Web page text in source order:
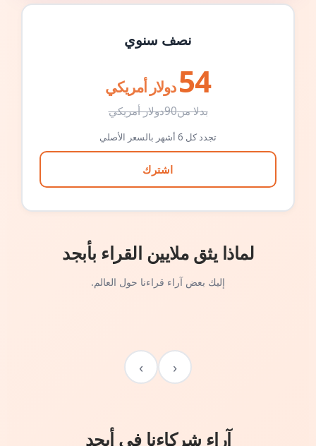
نصف سنوي
54 دولار أمريكي
بدلا من90دولار أمريكي
تجدد كل 6 أشهر بالسعر الأصلي
اشترك
لماذا يثق ملايين القراء بأبجد
إليك بعض آراء قراءنا حول العالم.
‹
›
آراء شركاءنا في أبجد